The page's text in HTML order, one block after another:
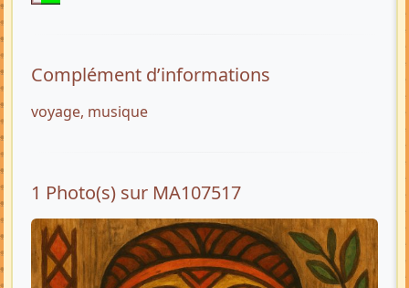
Complément d’informations
voyage, musique
1 Photo(s) sur MA107517